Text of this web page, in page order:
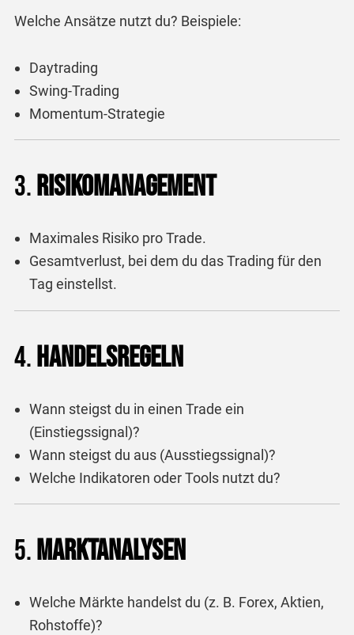
Welche Ansätze nutzt du? Beispiele:
Daytrading
Swing-Trading
Momentum-Strategie
3.Risikomanagement
Maximales Risiko pro Trade.
Gesamtverlust, bei dem du das Trading für den
Tag einstellst.
4.Handelsregeln
Wann steigst du in einen Trade ein
(Einstiegssignal)?
Wann steigst du aus (Ausstiegssignal)?
Welche Indikatoren oder Tools nutzt du?
5.Marktanalysen
Welche Märkte handelst du (z. B. Forex, Aktien,
Rohstoffe)?